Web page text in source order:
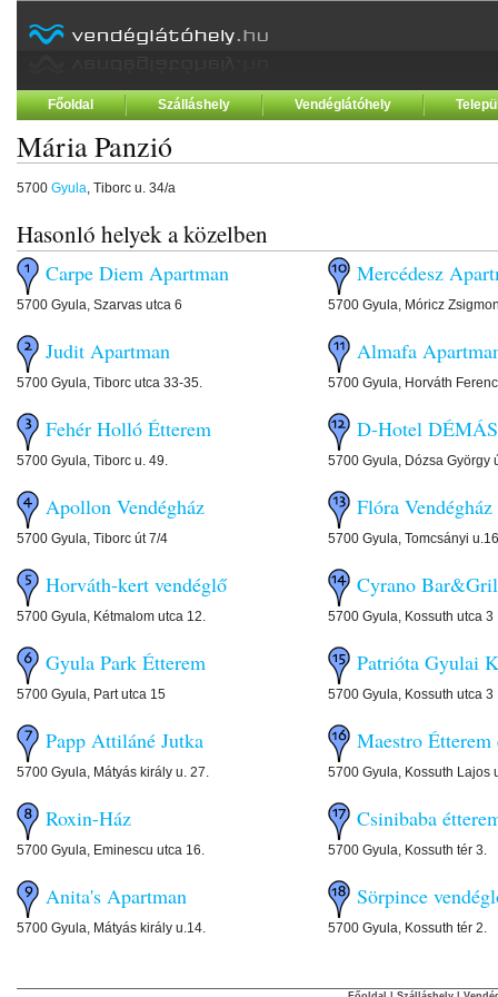
Főoldal Szálláshely Vendéglátóhely
Mária Panzió
5700 Gyula, Tiborc u. 34/a
Hasonló helyek a közelben
Carpe Diem Apartman
5700 Gyula, Szarvas utca 6
Judit Apartman
5700 Gyula, Tiborc utca 33-35.
Fehér Holló Étterem
5700 Gyula, Tiborc u. 49.
Apollon Vendégház
5700 Gyula, Tiborc út 7/4
Horváth-kert vendéglő
5700 Gyula, Kétmalom utca 12.
Gyula Park Étterem
5700 Gyula, Part utca 15
Papp Attiláné Jutka
5700 Gyula, Mátyás király u. 27.
Roxin-Ház
5700 Gyula, Eminescu utca 16.
Anita's Apartman
5700 Gyula, Mátyás király u.14.
Mercédesz
5700 Gyula, Móricz
Almafa
5700 Gyula, Horváth
D-Hotel
5700 Gyula, Dózsa György
Flóra Vendégház
5700 Gyula, Tomcsányi
Cyrano
5700 Gyula, Kossuth utca 3
Patrióta Gyulai
5700 Gyula, Kossuth utca 3
Maestro Étterem
5700 Gyula, Kossuth Lajos
Csinibaba
5700 Gyula, Kossuth tér 3.
Sörpince
5700 Gyula, Kossuth tér 2.